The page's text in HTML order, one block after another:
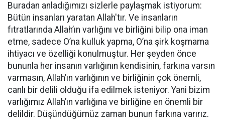
Buradan anladığımızı sizlerle paylaşmak istiyorum:
Bütün insanları yaratan Allah'tır. Ve insanların
fıtratlarında Allah’ın varlığını ve birliğini bilip ona iman
etme, sadece O’na kulluk yapma, O’na şirk koşmama
ihtiyacı ve özelliği konulmuştur. Her şeyden önce
bununla her insanın varlığının kendisinin, farkına varsın
varmasın, Allah’ın varlığının ve birliğinin çok önemli,
canlı bir delili olduğu ifa edilmek isteniyor. Yani bizim
varlığımız Allah’ın varlığına ve birliğine en önemli bir
delildir. Düşündüğümüz zaman bunun farkına varırız.